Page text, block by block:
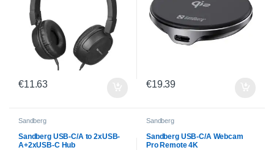
€11.63 €19.39
Sandberg
Sandberg USB-C/A to 2xUSB-
A+2xUSB-C Hub
Sandberg
Sandberg USB-C/A Webcam
Pro Remote 4K